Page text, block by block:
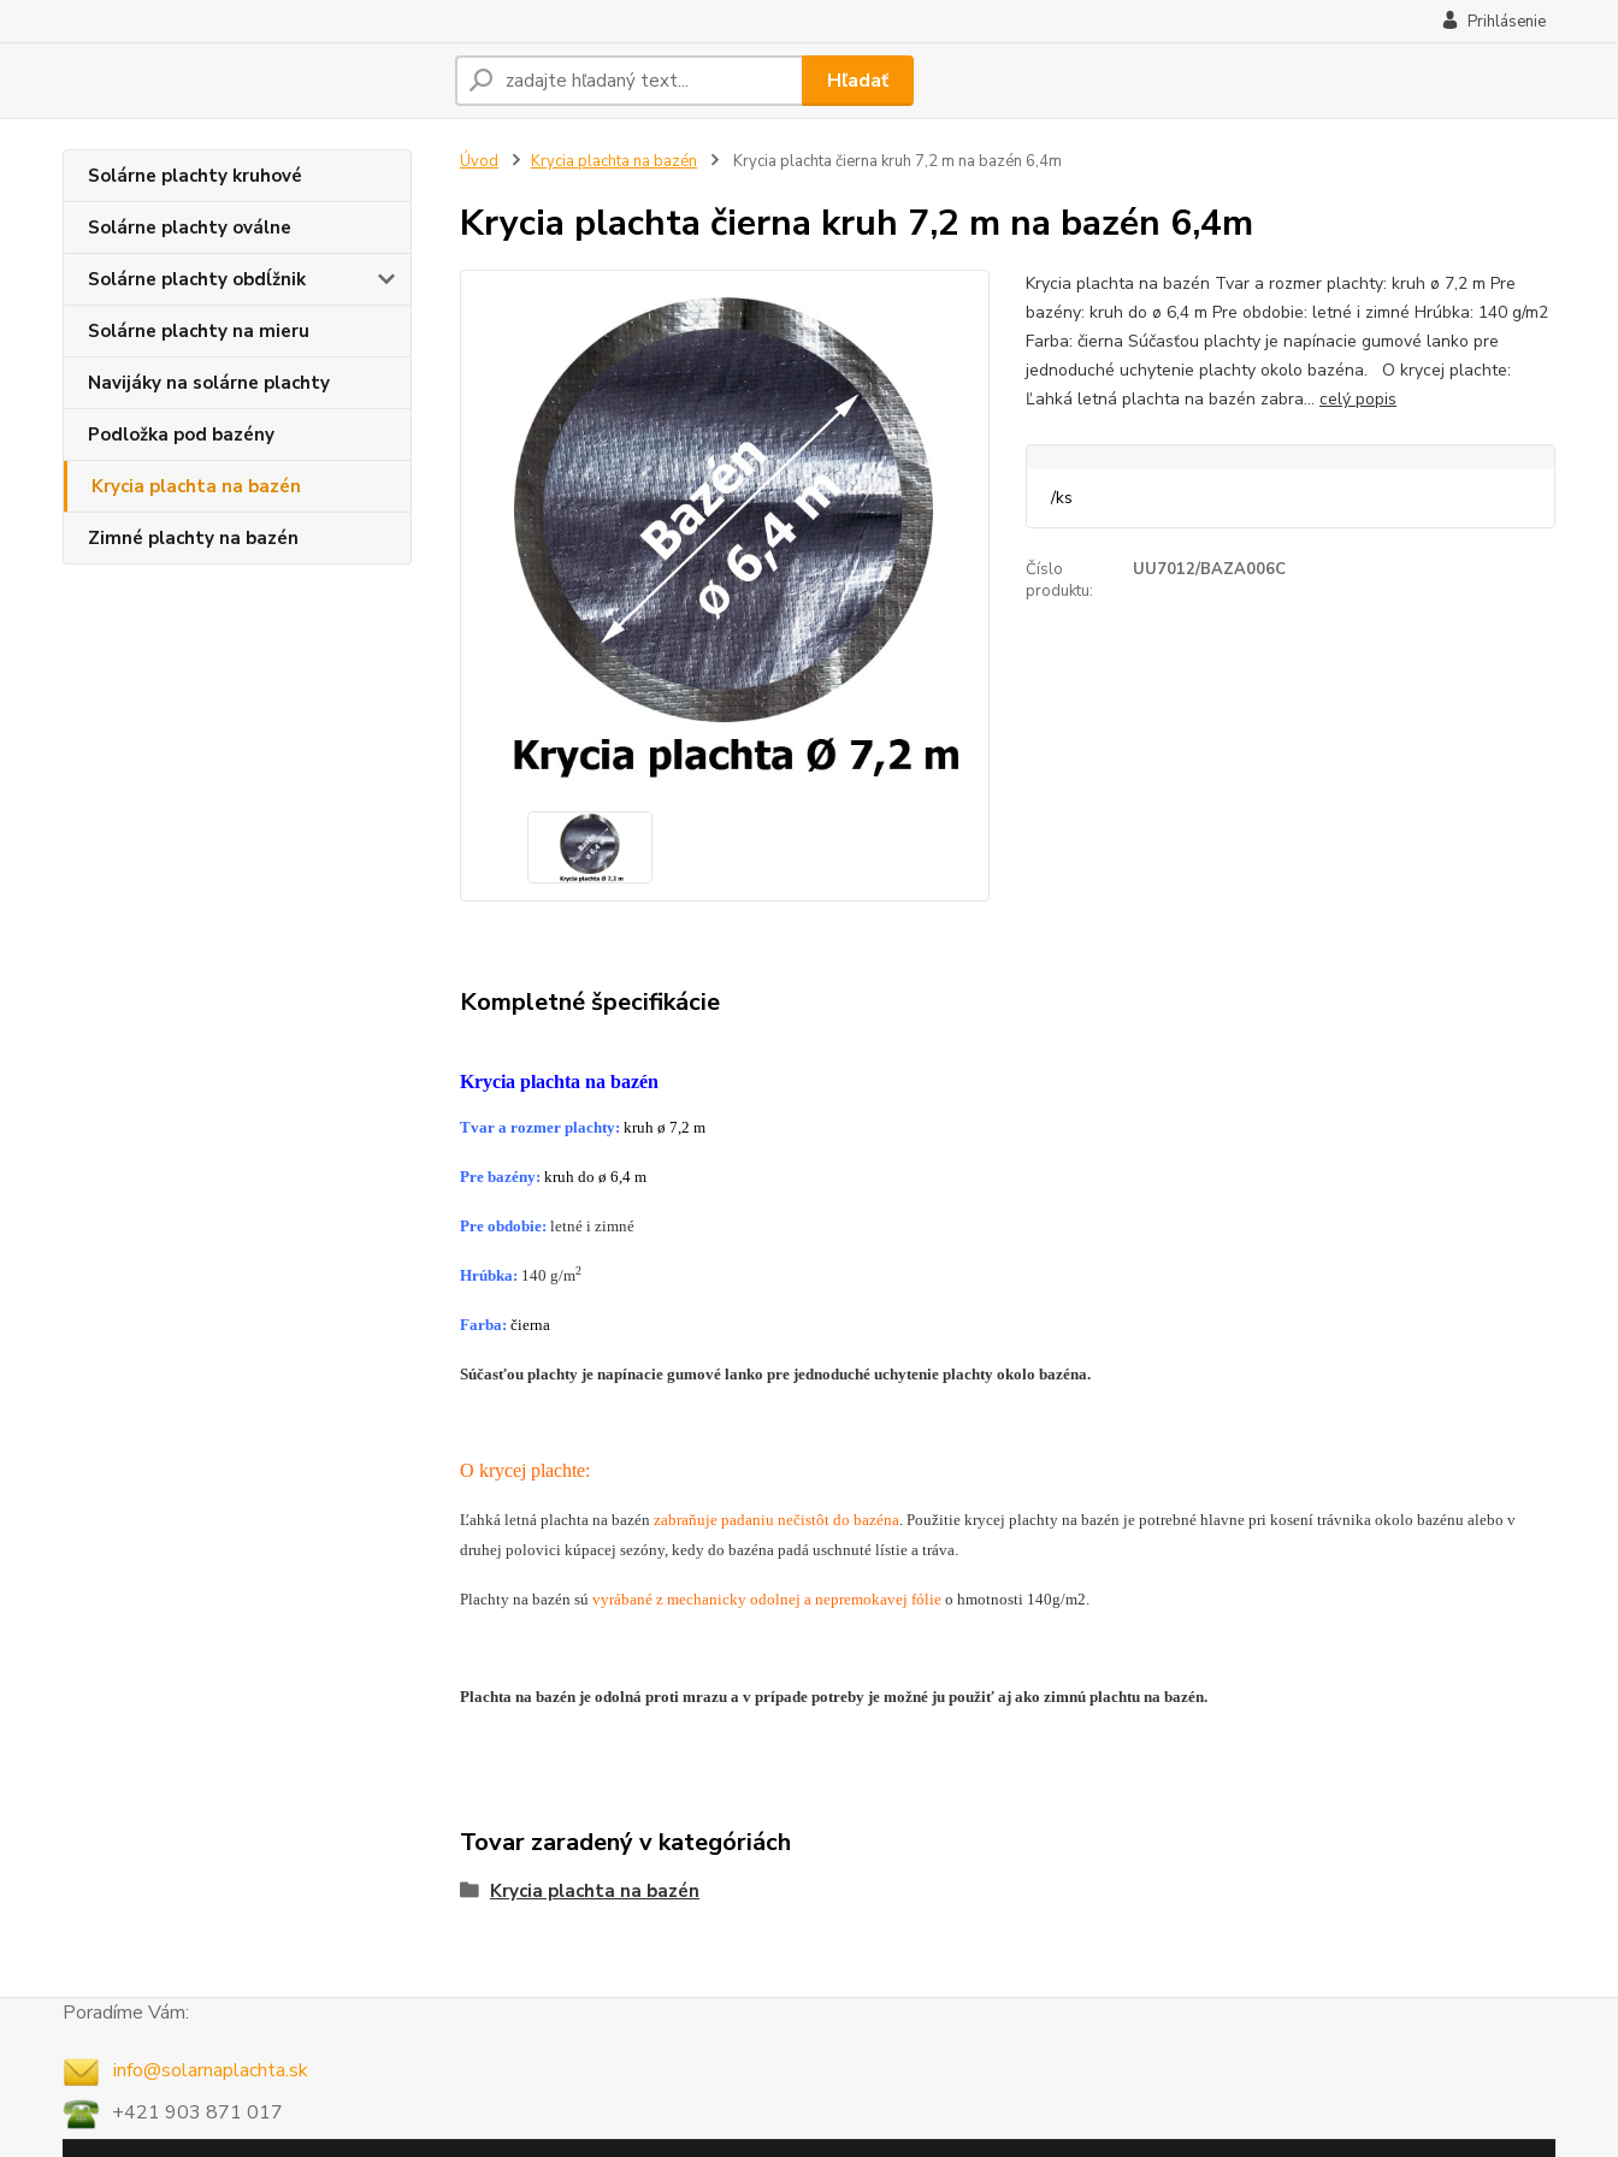
Prihlásenie
Hľadať
Solárne plachty kruhové
Solárne plachty oválne
Solárne plachty obdĺžnik
Solárne plachty na mieru
Navijáky na solárne plachty
Podložka pod bazény
Krycia plachta na bazén
Zimné plachty na bazén
Úvod Krycia plachta na bazén Krycia plachta čierna kruh 7,2 m na bazén 6,4m
Krycia plachta čierna kruh 7,2 m na bazén 6,4m
Krycia plachta na bazén Tvar a rozmer plachty: kruh ø 7,2 m Pre
bazény: kruh do ø 6,4 m Pre obdobie: letné i zimné Hrúbka: 140 g/m2
Farba: čierna Súčasťou plachty je napínacie gumové lanko pre
jednoduché uchytenie plachty okolo bazéna. O krycej plachte:
Ľahká letná plachta na bazén zabra... celý popis
/ks
Číslo
produktu:
UU7012/BAZA006C
Kompletné špecifikácie
Krycia plachta na bazén
Tvar a rozmer plachty: kruh ø 7,2 m
Pre bazény: kruh do ø 6,4 m
Pre obdobie: letné i zimné
Hrúbka: 140 g/m2
Farba: čierna
Súčasťou plachty je napínacie gumové lanko pre jednoduché uchytenie plachty okolo bazéna.
O krycej plachte:
Ľahká letná plachta na bazén zabraňuje padaniu nečistôt do bazéna . Použitie krycej plachty na bazén je potrebné hlavne pri kosení trávnika okolo bazénu alebo v
druhej polovici kúpacej sezóny, kedy do bazéna padá uschnuté lístie a tráva.
Plachty na bazén sú vyrábané z mechanicky odolnej a nepremokavej fólieo hmotnosti 140g/m2.
Plachta na bazén je odolná proti mrazu a v prípade potreby je možné ju použiť aj ako zimnú plachtu na bazén.
Tovar zaradený v kategóriách
Krycia plachta na bazén
Poradíme Vám:
info@solarnaplachta.sk
+421 903 871 017